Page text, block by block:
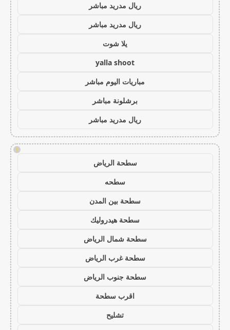
ريال مدريد مباشر
ريال مدريد مباشر
يلا شوت
yalla shoot
مباريات اليوم مباشر
برشلونة مباشر
ريال مدريد مباشر
!
سطحة الرياض
سطحه
سطحة بين المدن
سطحة هيدروليك
سطحة شمال الرياض
سطحة غرب الرياض
سطحة جنوب الرياض
اقرب سطحة
تشليح